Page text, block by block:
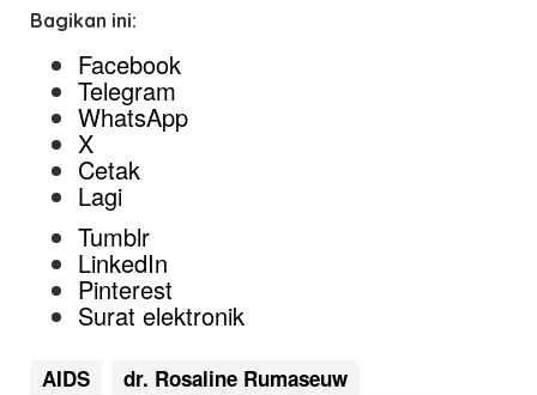
Bagikan ini:
Facebook
Telegram
WhatsApp
X
Cetak
Lagi
Tumblr
LinkedIn
Pinterest
Surat elektronik
AIDS
dr. Rosaline Rumaseuw